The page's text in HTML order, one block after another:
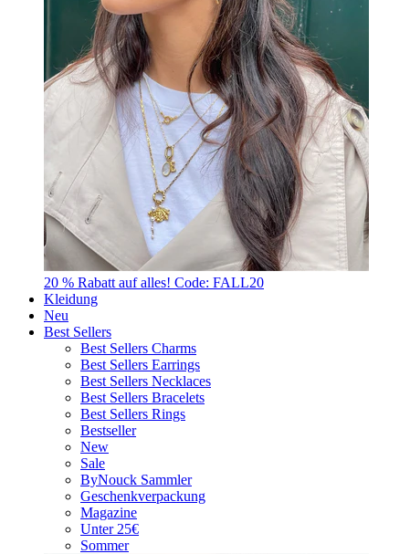
20 % Rabatt auf alles! Code: FALL20
Kleidung
Neu
Best Sellers
Best Sellers Charms
Best Sellers Earrings
Best Sellers Necklaces
Best Sellers Bracelets
Best Sellers Rings
Bestseller
New
Sale
ByNouck Sammler
Geschenkverpackung
Magazine
Unter 25€
Sommer